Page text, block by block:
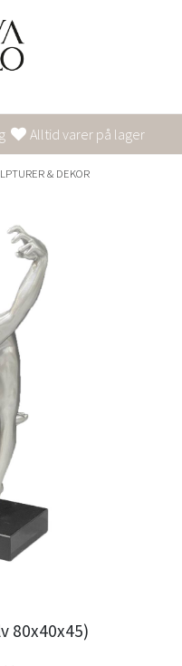
Alltid varer på lager
& DEKOR
80x40x45)